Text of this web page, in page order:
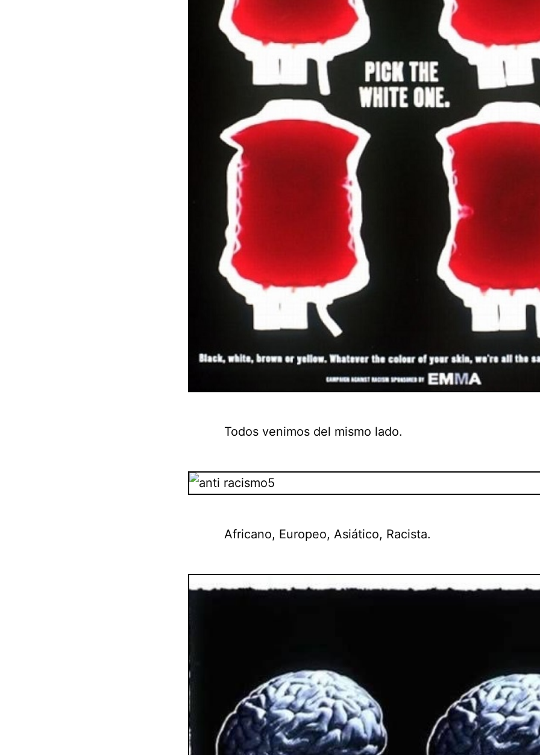
Todos venimos del mismo lado.
Africano, Europeo, Asiático, Racista.